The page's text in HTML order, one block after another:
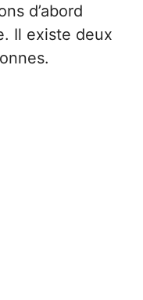
d’abord
Il existe deux